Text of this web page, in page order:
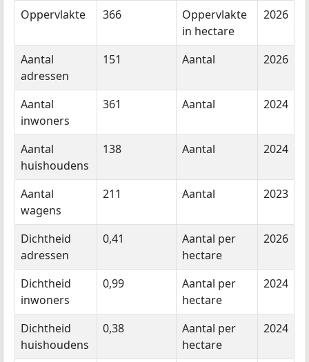
Oppervlakte 366
Oppervlakte
in hectare
2026
Aantal
adressen
151 Aantal 2026
Aantal
inwoners
361 Aantal 2024
Aantal
huishoudens
138 Aantal 2024
Aantal
wagens
211 Aantal 2023
Dichtheid
adressen
0,41
Aantal per
hectare
2026
Dichtheid
inwoners
0,99
Aantal per
hectare
2024
Dichtheid
huishoudens
0,38
Aantal per
hectare
2024